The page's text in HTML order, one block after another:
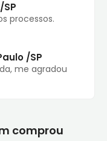
processos.
/SP
me agradou
comprou